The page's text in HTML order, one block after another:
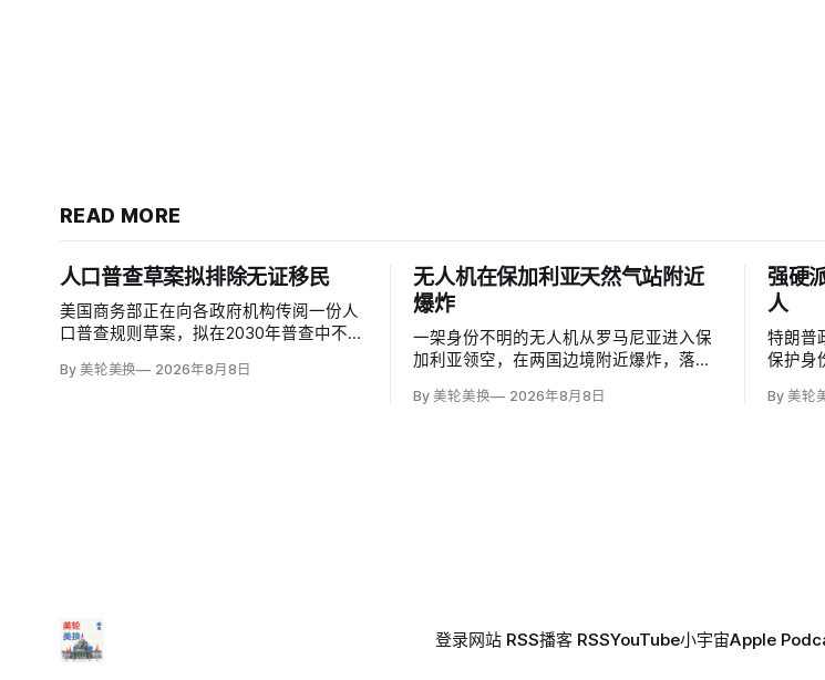
READ MORE
人口普查草案拟排除无证移民
美国商务部正在向各政府机构传阅一份人
口普查规则草案，拟在2030年普查中不计
据，理由是避免个人问题造成「扭曲」。
By 美轮美换 2026年8月8日
无人机在保加利亚天然气站附近
爆炸
一架身份不明的无人机从罗马尼亚进入保
加利亚领空，在两国边境附近爆炸，落点
1000米；无人伤亡，基础设施未受损。保
By 美轮美换 2026年8月8日
强硬
人
特朗普
保护身
压力。
By 美轮
登录网站 RSS播客 RSSYouTube小宇宙Apple